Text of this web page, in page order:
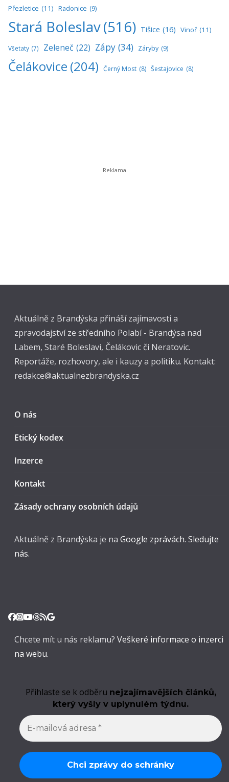
Přezletice (11) Radonice (9)
Stará Boleslav(516) Tišice (16) Vinoř (11)
Všetaty (7) Zeleneč (22) Zápy (34) Záryby (9)
Čelákovice (204) Černý Most (8) Šestajovice (8)
Aktuálně z Brandýska přináší zajímavosti a
zpravodajství ze středního Polabí - Brandýsa nad
Labem, Staré Boleslavi, Čelákovic či Neratovic.
Reportáže, rozhovory, ale i kauzy a politiku. Kontakt:
redakce@aktualnezbrandyska.cz
O nás
Etický kodex
Inzerce
Kontakt
Zásady ochrany osobních údajů
Aktuálně z Brandýska je na Google zprávách. Sledujte
nás.
Chcete mít u nás reklamu? Veškeré informace o inzerci
na webu.
Přihlaste se k odběru nejzajímavějších článků,
který vyšly v uplynulém týdnu.